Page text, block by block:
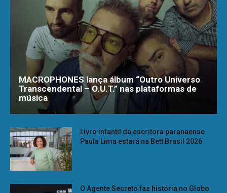
MACROPHONES lança álbum “Outro Universo
Transcendental – O.U.T.” nas plataformas de
música
Livro infantil da escritora paranaense
Paula Lima estará na Bett Brasil 2026
O Agente Secreto faz história no Globo